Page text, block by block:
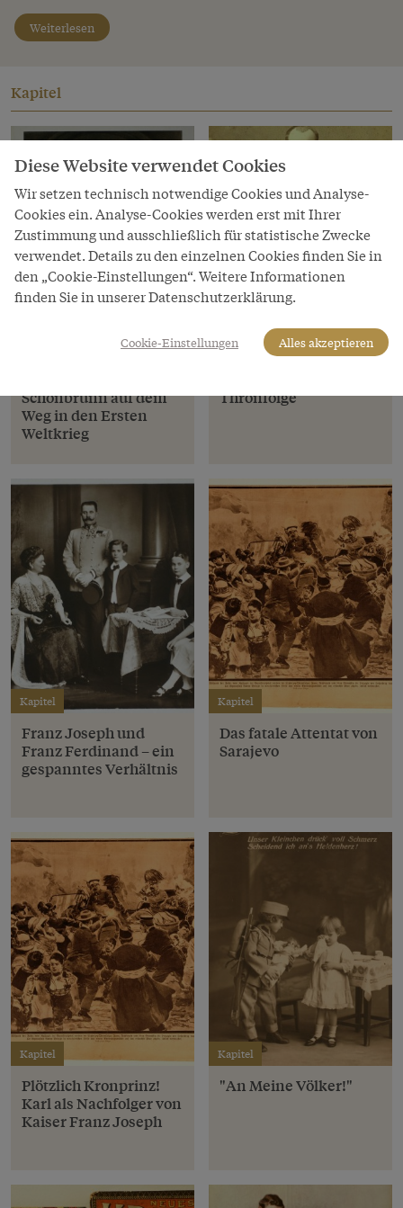
Weiterlesen
Kapitel
Schönbrunn auf dem
Weg in den Ersten
Weltkrieg
Kapitel
Thronfolge
Kapitel
Franz Joseph und
Franz Ferdinand – ein
gespanntes Verhältnis
Kapitel
Das fatale Attentat von
Sarajevo
Kapitel
Plötzlich Kronprinz!
Karl als Nachfolger von
Kaiser Franz Joseph
Kapitel
"An Meine Völker!"
Diese Website verwendet Cookies
Wir setzen technisch notwendige Cookies und Analyse-
Cookies ein. Analyse-Cookies werden erst mit Ihrer
Zustimmung und ausschließlich für statistische Zwecke
verwendet. Details zu den einzelnen Cookies finden Sie in
den „Cookie-Einstellungen“. Weitere Informationen
finden Sie in unserer Datenschutzerklärung.
Cookie-Einstellungen Alles akzeptieren